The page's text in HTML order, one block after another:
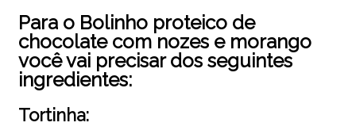
Para o Bolinho proteico de
chocolate com nozes e morango
você vai precisar dos seguintes
ingredientes:
Tortinha: